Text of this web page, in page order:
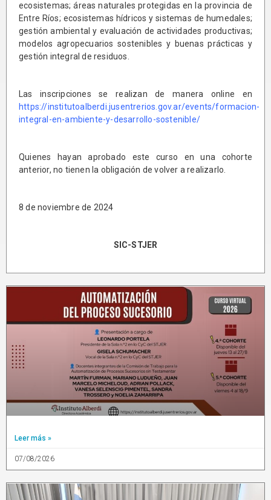
ecosistemas; áreas naturales protegidas en la provincia de
Entre Ríos; ecosistemas hídricos y sistemas de humedales;
gestión ambiental y evaluación de actividades productivas;
modelos agropecuarios sostenibles y buenas prácticas y
gestión integral de residuos.
Las inscripciones se realizan de manera online en
https://institutoalberdi.jusentrerios.gov.ar/events/formacion-
integral-en-ambiente-y-desarrollo-sostenible/
Quienes hayan aprobado este curso en una cohorte
anterior, no tienen la obligación de volver a realizarlo.
8 de noviembre de 2024
SIC-STJER
Leer más »
07/08/2026